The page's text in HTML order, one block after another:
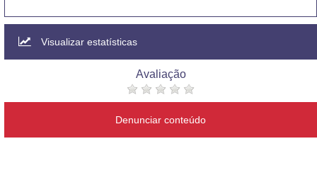
Visualizar estatísticas
Avaliação
Denunciar conteúdo